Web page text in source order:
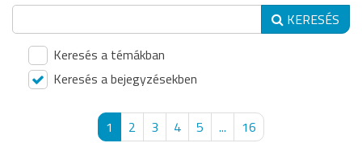
KERESÉS
Keresés a témákban
Keresés a bejegyzésekben
1 2 3 4 5 ...
16